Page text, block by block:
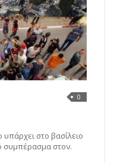
0
στο βασίλειο
συμπέρασμα στον.